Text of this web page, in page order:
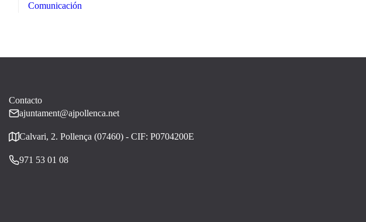
Comunicación
Contacto
ajuntament@ajpollenca.net
Calvari, 2. Pollença (07460) - CIF: P0704200E
971 53 01 08